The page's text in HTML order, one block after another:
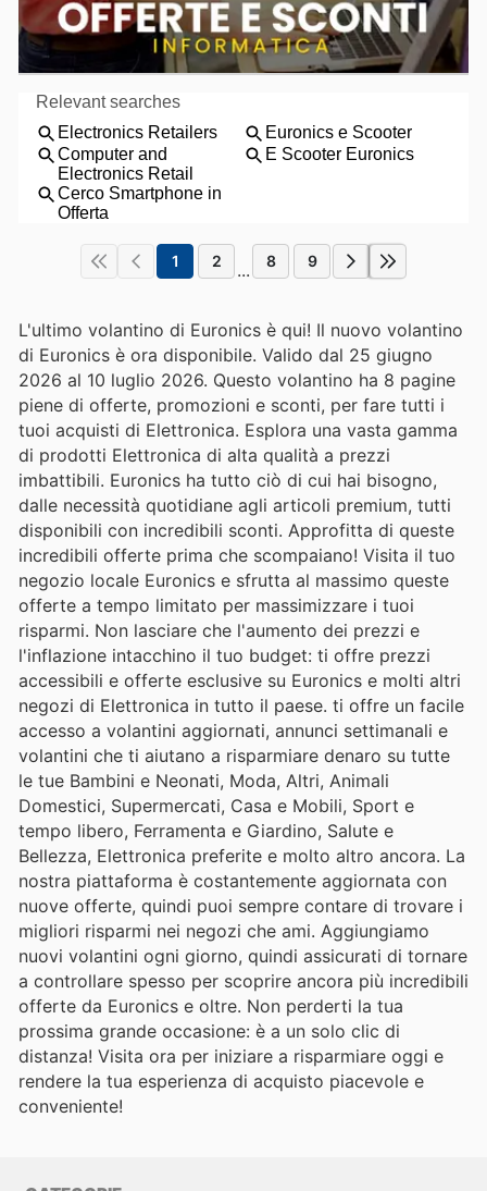
1 2 ... 8 9
L'ultimo volantino di Euronics è qui! Il nuovo volantino
di Euronics è ora disponibile. Valido dal 25 giugno
2026 al 10 luglio 2026. Questo volantino ha 8 pagine
piene di offerte, promozioni e sconti, per fare tutti i
tuoi acquisti di Elettronica. Esplora una vasta gamma
di prodotti Elettronica di alta qualità a prezzi
imbattibili. Euronics ha tutto ciò di cui hai bisogno,
dalle necessità quotidiane agli articoli premium, tutti
disponibili con incredibili sconti. Approfitta di queste
incredibili offerte prima che scompaiano! Visita il tuo
negozio locale Euronics e sfrutta al massimo queste
offerte a tempo limitato per massimizzare i tuoi
risparmi. Non lasciare che l'aumento dei prezzi e
l'inflazione intacchino il tuo budget: ti offre prezzi
accessibili e offerte esclusive su Euronics e molti altri
negozi di Elettronica in tutto il paese. ti offre un facile
accesso a volantini aggiornati, annunci settimanali e
volantini che ti aiutano a risparmiare denaro su tutte
le tue Bambini e Neonati, Moda, Altri, Animali
Domestici, Supermercati, Casa e Mobili, Sport e
tempo libero, Ferramenta e Giardino, Salute e
Bellezza, Elettronica preferite e molto altro ancora. La
nostra piattaforma è costantemente aggiornata con
nuove offerte, quindi puoi sempre contare di trovare i
migliori risparmi nei negozi che ami. Aggiungiamo
nuovi volantini ogni giorno, quindi assicurati di tornare
a controllare spesso per scoprire ancora più incredibili
offerte da Euronics e oltre. Non perderti la tua
prossima grande occasione: è a un solo clic di
distanza! Visita ora per iniziare a risparmiare oggi e
rendere la tua esperienza di acquisto piacevole e
conveniente!